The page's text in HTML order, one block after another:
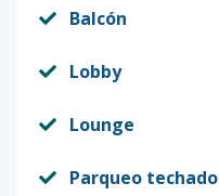
Balcón
Lobby
Lounge
Parqueo techado